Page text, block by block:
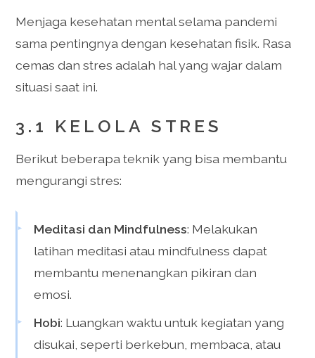
Menjaga kesehatan mental selama pandemi
sama pentingnya dengan kesehatan fisik. Rasa
cemas dan stres adalah hal yang wajar dalam
situasi saat ini.
3.1 KELOLA STRES
Berikut beberapa teknik yang bisa membantu
mengurangi stres:
Meditasi dan Mindfulness: Melakukan
latihan meditasi atau mindfulness dapat
membantu menenangkan pikiran dan
emosi.
Hobi: Luangkan waktu untuk kegiatan yang
disukai, seperti berkebun, membaca, atau